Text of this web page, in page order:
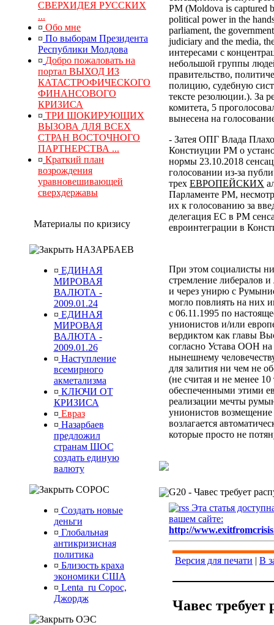
СВЕРХИДЕЯ РУССКИХ
...
¤ Обо мне
¤ По выборам Президента
Республики Молдова
¤ Добро пожаловать на
портал ВЫХОД ИЗ
КАТАСТРОФИЧЕСКОГО
ФИНАНСОВОГО
КРИЗИСА
¤ ТРИ ШОКИРУЮЩИХ
ВЫЗОВА ДЛЯ ВСЕХ
СТРАН ВОСТОЧНОГО
ПАРТНЕРСТВА ...
¤ Краткий план
возрождения
уравновешивающей
сверхдержавы
Материалы по кризису
НАЗАРБАЕВ
¤ ЕДИНАЯ
МИРОВАЯ
ВАЛЮТА -
2009.01.24
¤ ЕДИНАЯ
МИРОВАЯ
ВАЛЮТА -
2009.01.26
¤ Наступление
всемирного
акметализма
¤ КЛЮЧИ ОТ
КРИЗИСА
¤ Евраз
¤ Назарбаев
предложил
странам ШОС
создать единую
валюту
СОРОС
¤ Создать новые
деньги
¤ Глобальная
антикризисная
политика
¤ Близость краха
экономики США
¤ Lenta_ru Сорос,
Джордж
ОЭС
РМ (Moldova is captured
political power in the
parliament, the
judiciary and the media,
интересами с
небольшой группы
правительство,
полицию, судебную
тексте резолюции.). За
комитета, 5
вынесена на
- Затея ОПГ Влада
Констиуции РМ о
нормы 23.10.2018
голосовании из-за
трех ЕВРОПЕЙСКИХ
Парламенте РМ,
их к голосованию за
делегация ЕС в РМ
евроинтеграции в
При этом социалисты
стремление либералов
и через унирю с
могло повлиять на них
с 06.11.1995 по
унионистов и/или
вердиктом как главы
согласно Устава ООН
нынешнему
для залития ни чем не
(не считая и не менее
обеспеченными этими
реализации мечты
унионистов возмещение
возлагается
которые просто не
G20 - Чавес требует
Эта статья
вашем сайте:
http://
Версия для печати | В
Чавес